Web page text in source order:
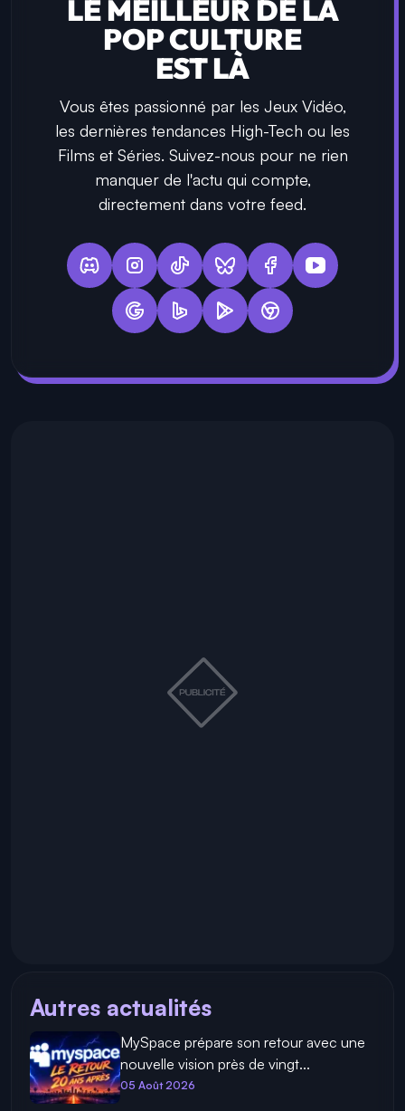
LE MEILLEUR DE LA
POP CULTURE
EST LÀ
Vous êtes passionné par les Jeux Vidéo,
les dernières tendances High-Tech ou les
Films et Séries. Suivez-nous pour ne rien
manquer de l'actu qui compte,
directement dans votre feed.
Autres actualités
MySpace prépare son retour avec une
nouvelle vision près de vingt...
05 Août 2026